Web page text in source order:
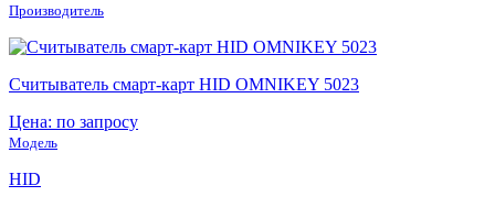
Производитель
Считыватель смарт-карт HID OMNIKEY 5023
Цена: по запросу
Модель
HID